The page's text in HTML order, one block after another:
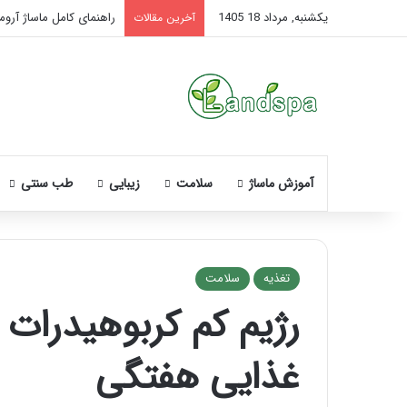
یکشنبه, مرداد 18 1405 آخرین مقالات راهنمای کامل ماساژ
آموزش ماساژ سلامت زیبایی طب سنتی
تغذیه سلامت
رژیم کم
غذایی هفتگی
نحوه
ماساژ
صورت
بعد